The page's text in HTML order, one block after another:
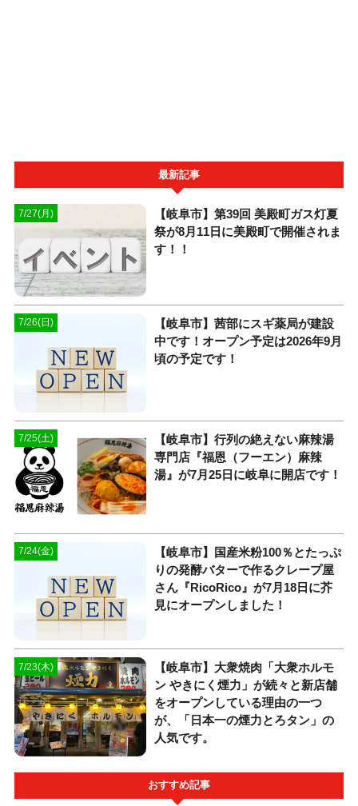
最新記事
7/27(月)
【岐阜市】第39回 美殿町ガス灯夏
祭が8月11日に美殿町で開催されま
す！！
7/26(日)
【岐阜市】茜部にスギ薬局が建設
中です！オープン予定は2026年9月
頃の予定です！
7/25(土)
【岐阜市】行列の絶えない麻辣湯
専門店『福恩（フーエン）麻辣
湯』が7月25日に岐阜に開店です！
7/24(金)
【岐阜市】国産米粉100％とたっぷ
りの発酵バターで作るクレープ屋
さん『RicoRico』が7月18日に芥
見にオープンしました！
7/23(木)
【岐阜市】大衆焼肉「大衆ホルモ
ン やきにく煙力」が続々と新店舗
をオープンしている理由の一つ
が、「日本一の煙力とろタン」の
人気です。
おすすめ記事